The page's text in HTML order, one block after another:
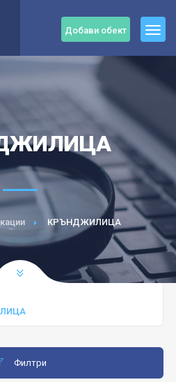
Добави обект
КРЪНДЖИЛИЦА
Филтри